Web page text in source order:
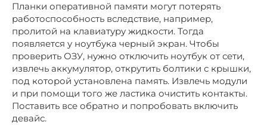
Планки оперативной памяти могут потерять
работоспособность вследствие, например,
пролитой на клавиатуру жидкости. Тогда
появляется у ноутбука черный экран. Чтобы
проверить ОЗУ, нужно отключить ноутбук от сети,
извлечь аккумулятор, открутить болтики с крышки,
под которой установлена память. Извлечь модули
и при помощи того же ластика очистить контакты.
Поставить все обратно и попробовать включить
девайс.